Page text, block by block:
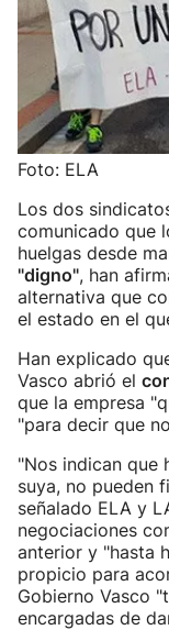
Foto: ELA
Los dos
comunicado que
huelgas desde
"digno", han
alternativa que
el estado en el
Han explicado
Vasco abrió el
que la empresa
"para decir que
"Nos indican que
suya, no pueden
señalado ELA y
negociaciones
anterior y "hasta
propicio para
Gobierno Vasco
encargadas de